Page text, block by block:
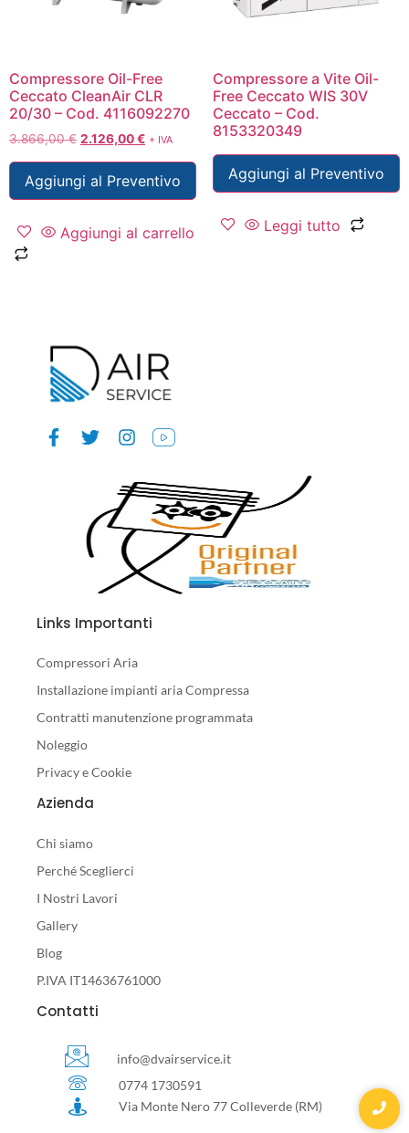
Compressore Oil-Free
Ceccato CleanAir CLR
20/30 – Cod. 4116092270
3.866,00€ 2.126,00€ + IVA
Aggiungi al Preventivo
Aggiungi al carrello
Compressore a Vite Oil-
Free Ceccato WIS 30V
Ceccato – Cod.
8153320349
Aggiungi al Preventivo
Leggi tutto
Links Importanti
Compressori Aria
Installazione impianti aria Compressa
Contratti manutenzione programmata
Noleggio
Privacy e Cookie
Azienda
Chi siamo
Perché Sceglierci
I Nostri Lavori
Gallery
Blog
P.IVA IT14636761000
Contatti
info@dvairservice.it
0774 1730591
Via Monte Nero 77 Colleverde (RM)